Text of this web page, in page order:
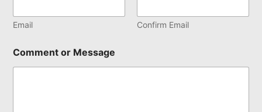
Email Confirm Email
Comment or Message